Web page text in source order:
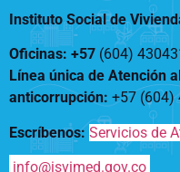
Más Información
Instituto Social de
Oficinas: +57 (604)
Línea única de Atención
anticorrupción: +57 (604)
Escríbenos: Servicios de
info@isvimed.gov.co